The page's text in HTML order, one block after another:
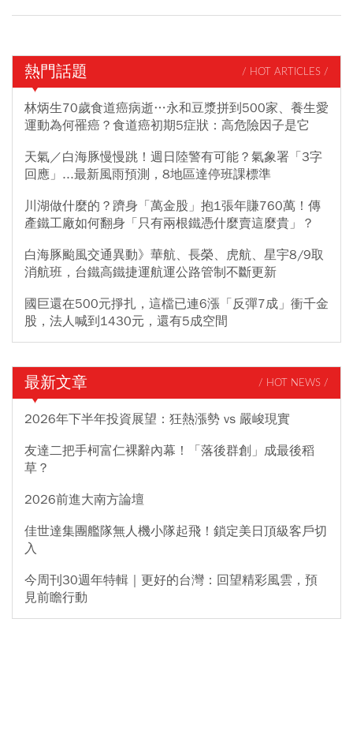
熱門話題 / HOT ARTICLES /
林炳生70歲食道癌病逝…永和豆漿拼到500家、養生愛
運動為何罹癌？食道癌初期5症狀：高危險因子是它
天氣／白海豚慢慢跳！週日陸警有可能？氣象署「3字
回應」...最新風雨預測，8地區達停班課標準
川湖做什麼的？躋身「萬金股」抱1張年賺760萬！傳
產鐵工廠如何翻身「只有兩根鐵憑什麼賣這麼貴」？
白海豚颱風交通異動》華航、長榮、虎航、星宇8/9取
消航班，台鐵高鐵捷運航運公路管制不斷更新
國巨還在500元掙扎，這檔已連6漲「反彈7成」衝千金
股，法人喊到1430元，還有5成空間
最新文章 / HOT NEWS /
2026年下半年投資展望：狂熱漲勢 vs 嚴峻現實
友達二把手柯富仁裸辭內幕！「落後群創」成最後稻
草？
2026前進大南方論壇
佳世達集團艦隊無人機小隊起飛！鎖定美日頂級客戶切
入
今周刊30週年特輯｜更好的台灣：回望精彩風雲，預
見前瞻行動